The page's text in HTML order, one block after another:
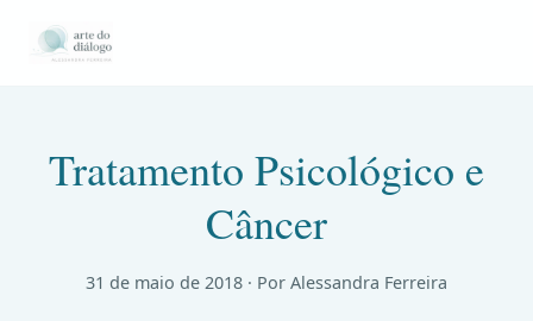
Tratamento Psicológico e
Câncer
31 de maio de 2018 · Por Alessandra Ferreira